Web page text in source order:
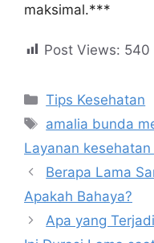
maksimal.***
Post Views: 540
Tips Kesehatan
amalia bunda
Layanan
Berapa Lama
Apakah Bahaya?
Apa yang